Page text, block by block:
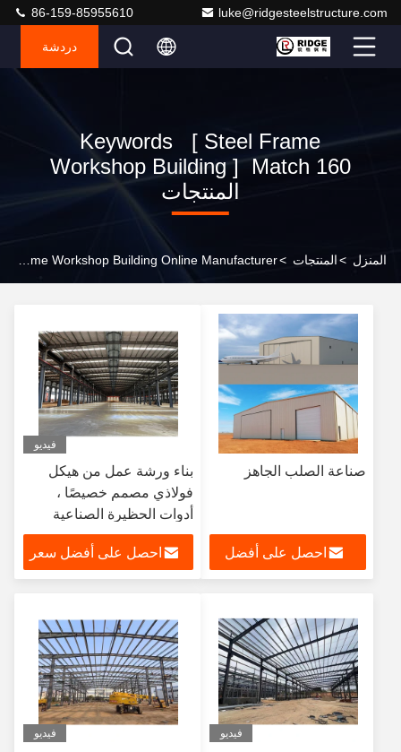
luke@ridgesteelstructure.com
86-159-85955610
دردشة
Keywords [ Steel Frame
Workshop Building ] Match 160
المنتجات
المنزل >المنتجات >
صناعة الصلب الجاهز
احصل على أفضل
فيديو
بناء ورشة عمل من هيكل
فولاذي مصمم خصيصًا ،
أدوات الحظيرة الصناعية
احصل على أفضل سعر
فيديو فيديو